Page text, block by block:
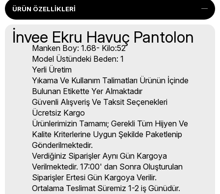
ÜRÜN ÖZELLIKLERI
İnvee Ekru Havuç Pantolon
Manken Boy: 1.68- Kilo:52
Model Üstündeki Beden: 1
Yerli Üretim
Yıkama Ve Kullanım Talimatları Ürünün İçinde
Bulunan Etikette Yer Almaktadır
Güvenli Alışveriş Ve Taksit Seçenekleri
Ücretsiz Kargo
Ürünlerimizin Tamamı; Gerekli Tüm Hijyen Ve
Kalite Kriterlerine Uygun Şekilde Paketlenip
Gönderilmektedir.
Verdiğiniz Siparişler Aynı Gün Kargoya
Verilmektedir. 17:00' dan Sonra Oluşturulan
Siparişler Ertesi Gün Kargoya Verilir.
Ortalama Teslimat Süremiz 1-2 iş Günüdür.